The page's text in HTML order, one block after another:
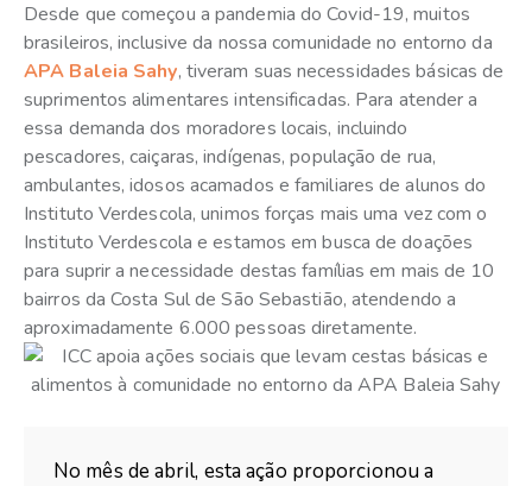
Desde que começou a pandemia do Covid-19, muitos
brasileiros, inclusive da nossa comunidade no entorno da
APA Baleia Sahy, tiveram suas necessidades básicas de
suprimentos alimentares intensificadas. Para atender a
essa demanda dos moradores locais, incluindo
pescadores, caiçaras, indígenas, população de rua,
ambulantes, idosos acamados e familiares de alunos do
Instituto Verdescola, unimos forças mais uma vez com o
Instituto Verdescola e estamos em busca de doações
para suprir a necessidade destas famílias em mais de 10
bairros da Costa Sul de São Sebastião, atendendo a
aproximadamente 6.000 pessoas diretamente.
No mês de abril, esta ação proporcionou a